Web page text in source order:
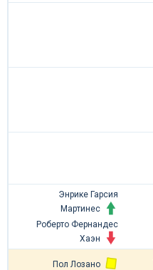
Энрике Гарсия
Мартинес
Роберто Фернандес
Хаэн
Пол Лозано